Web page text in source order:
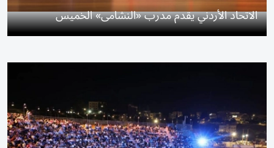
الاتحاد الأردني يقدم مدرب «النشامى» الخميس